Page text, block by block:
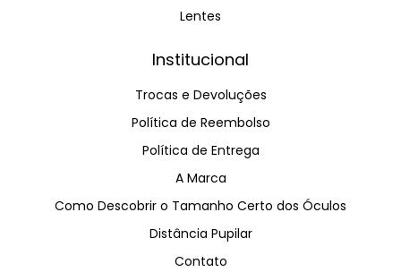
Lentes
Institucional
Trocas e Devoluções
Política de Reembolso
Política de Entrega
A Marca
Como Descobrir o Tamanho Certo dos Óculos
Distância Pupilar
Contato